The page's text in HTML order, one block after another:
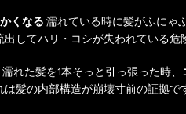
くなる濡れている時に髪がふにゃ
してハリ・コシが失われている危
濡れた髪を1本そっと引っ張った時、
髪の内部構造が崩壊寸前の証拠で